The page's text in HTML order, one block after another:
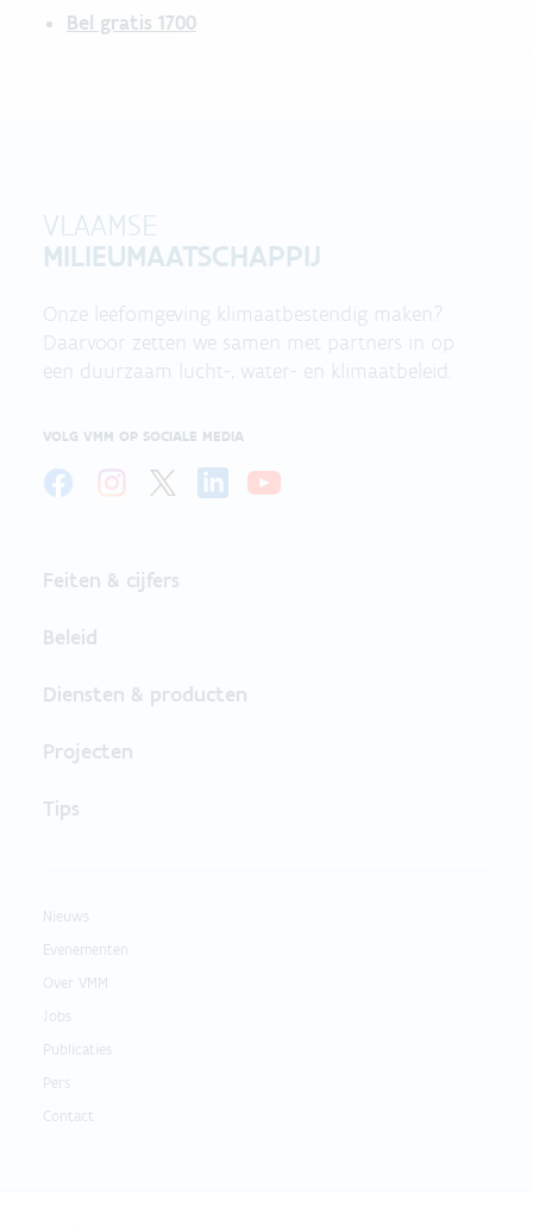
Bel gratis 1700
VLAAMSE
MILIEUMAATSCHAPPIJ
Onze leefomgeving klimaatbestendig maken?
Daarvoor zetten we samen met partners in op
een duurzaam lucht-, water- en klimaatbeleid.
VOLG VMM OP SOCIALE MEDIA
Feiten & cijfers
Beleid
Diensten & producten
Projecten
Tips
Nieuws
Evenementen
Over VMM
Jobs
Publicaties
Pers
Contact